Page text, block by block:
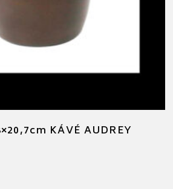
KÁVÉ AUDREY